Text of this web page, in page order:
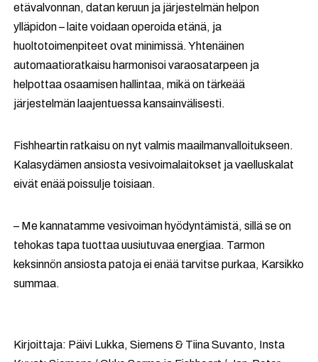
etävalvonnan, datan keruun ja järjestelmän helpon
ylläpidon – laite voidaan operoida etänä, ja
huoltotoimenpiteet ovat minimissä. Yhtenäinen
automaatioratkaisu harmonisoi varaosatarpeen ja
helpottaa osaamisen hallintaa, mikä on tärkeää
järjestelmän laajentuessa kansainvälisesti.
Fishheartin ratkaisu on nyt valmis maailmanvalloitukseen.
Kalasydämen ansiosta vesivoimalaitokset ja vaelluskalat
eivät enää poissulje toisiaan.
– Me kannatamme vesivoiman hyödyntämistä, sillä se on
tehokas tapa tuottaa uusiutuvaa energiaa. Tarmon
keksinnön ansiosta patoja ei enää tarvitse purkaa, Karsikko
summaa.
Kirjoittaja: Päivi Lukka, Siemens & Tiina Suvanto, Insta